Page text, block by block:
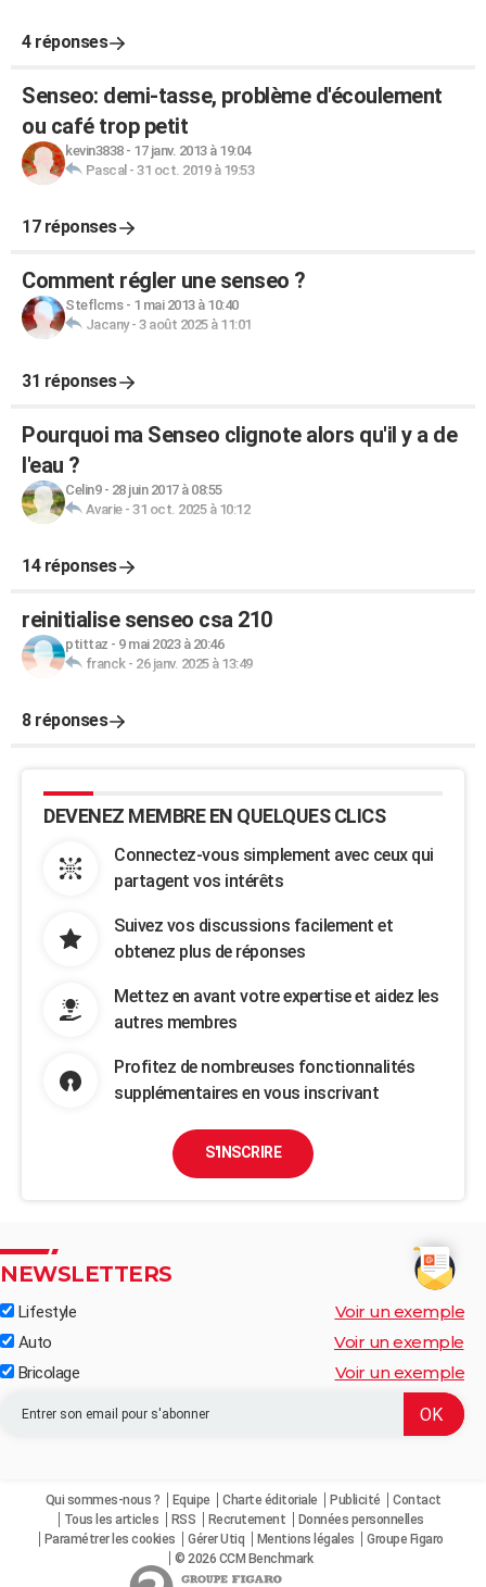
4 réponses
Senseo: demi-tasse, problème d'écoulement
ou café trop petit
kevin3838- 17 janv. 2013 à 19:04
Pascal - 31 oct. 2019 à 19:53
17 réponses
Comment régler une senseo ?
Steflcms- 1 mai 2013 à 10:40
Jacany- 3 août 2025 à 11:01
31 réponses
Pourquoi ma Senseo clignote alors qu'il y a de
l'eau ?
Celin9- 28 juin 2017 à 08:55
Avarie- 31 oct. 2025 à 10:12
14 réponses
reinitialise senseo csa 210
ptittaz - 9 mai 2023 à 20:46
franck- 26 janv. 2025 à 13:49
8 réponses
DEVENEZ MEMBRE EN QUELQUES CLICS
Connectez-vous simplement avec ceux qui
partagent vos intérêts
Suivez vos discussions facilement et
obtenez plus de réponses
Mettez en avant votre expertise et aidez les
autres membres
Profitez de nombreuses fonctionnalités
supplémentaires en vous inscrivant
S'INSCRIRE
NEWSLETTERS
Lifestyle Voir un exemple
Auto Voir un exemple
Bricolage Voir un exemple
Qui sommes-nous ? Equipe Charte éditoriale Publicité
Contact
Tous les articles
RSS Recrutement
Données personnelles
Paramétrer les cookies
Gérer Utiq Mentions légales
Groupe Figaro
© 2026 CCM Benchmark